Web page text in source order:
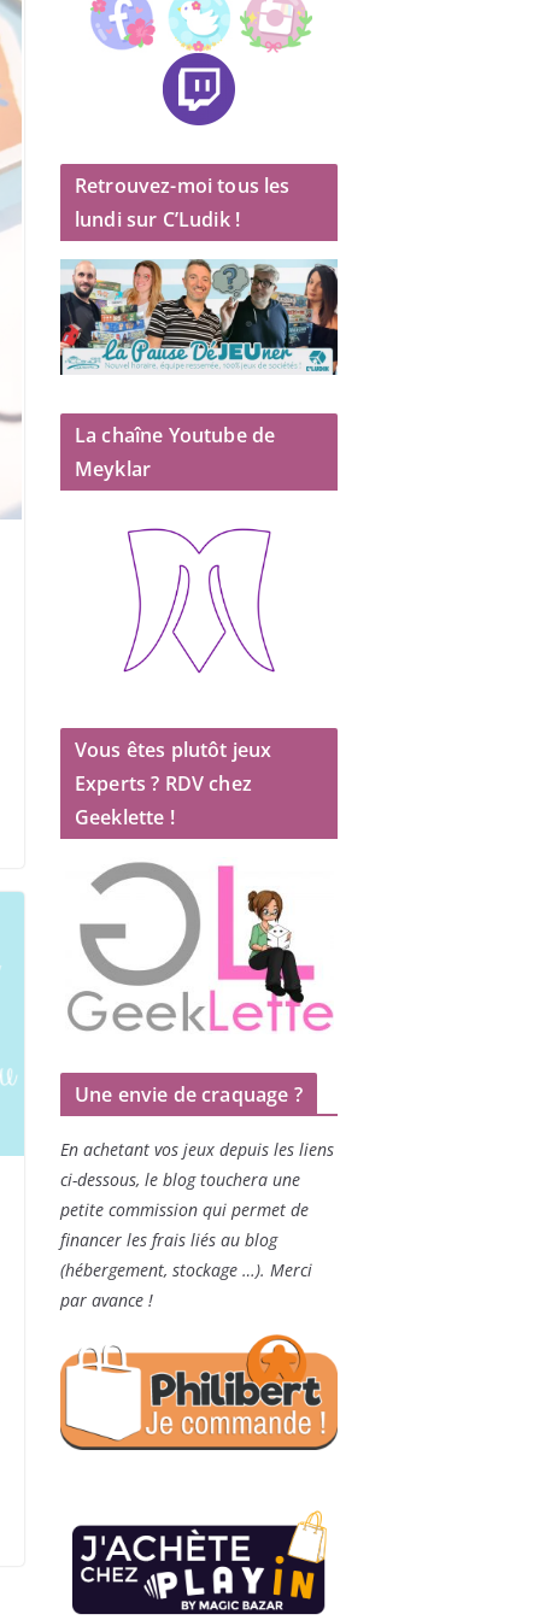
Retrouvez-moi tous les
lundi sur C’Ludik !
La chaîne Youtube de
Meyklar
Vous êtes plutôt jeux
Experts ? RDV chez
Geeklette !
Une envie de craquage ?
En achetant vos jeux depuis les liens
ci-dessous, le blog touchera une
petite commission qui permet de
financer les frais liés au blog
(hébergement, stockage …). Merci
par avance !